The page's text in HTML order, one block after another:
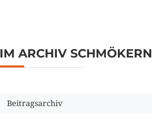
IM ARCHIV SCHMÖKERN
Beitragsarchiv